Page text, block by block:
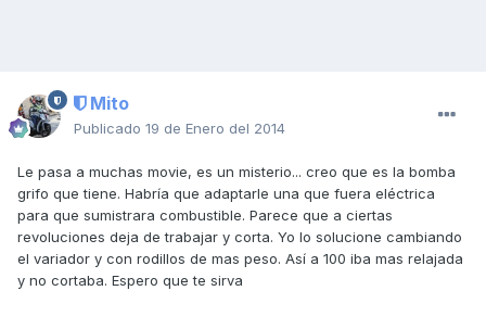
Mito
Publicado 19 de Enero del 2014
Le pasa a muchas movie, es un misterio... creo que es la bomba
grifo que tiene. Habría que adaptarle una que fuera eléctrica
para que sumistrara combustible. Parece que a ciertas
revoluciones deja de trabajar y corta. Yo lo solucione cambiando
el variador y con rodillos de mas peso. Así a 100 iba mas relajada
y no cortaba. Espero que te sirva